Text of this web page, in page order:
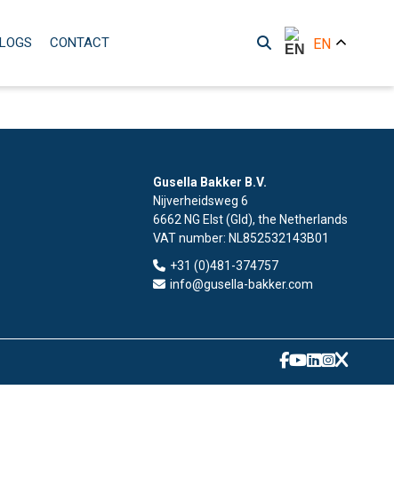
CONTACT EN
Gusella Bakker B.V.
Nijverheidsweg 6
6662 NG Elst (Gld), the Netherlands
VAT number: NL852532143B01
+31 (0)481-374757
info@gusella-bakker.com